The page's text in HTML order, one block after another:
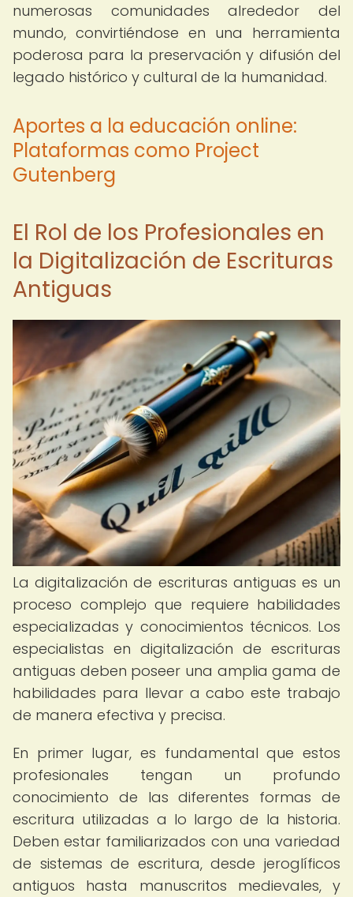
numerosas comunidades alrededor del
mundo, convirtiéndose en una herramienta
poderosa para la preservación y difusión del
legado histórico y cultural de la humanidad.
Aportes a la educación online:
Plataformas como Project
Gutenberg
El Rol de los Profesionales en
la Digitalización de Escrituras
Antiguas
La digitalización de escrituras antiguas es un
proceso complejo que requiere habilidades
especializadas y conocimientos técnicos. Los
especialistas en digitalización de escrituras
antiguas deben poseer una amplia gama de
habilidades para llevar a cabo este trabajo
de manera efectiva y precisa.
En primer lugar, es fundamental que estos
profesionales tengan un profundo
conocimiento de las diferentes formas de
escritura utilizadas a lo largo de la historia.
Deben estar familiarizados con una variedad
de sistemas de escritura, desde jeroglíficos
antiguos hasta manuscritos medievales, y